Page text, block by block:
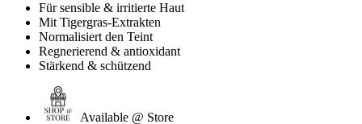
Für sensible & irritierte Haut
Mit Tigergras-Extrakten
Normalisiert den Teint
Regnerierend & antioxidant
Stärkend & schützend
Available @ Store